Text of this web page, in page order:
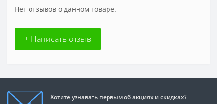
Нет отзывов о данном товаре.
+ Написать отзыв
Хотите узнавать первым об акциях и скидках?